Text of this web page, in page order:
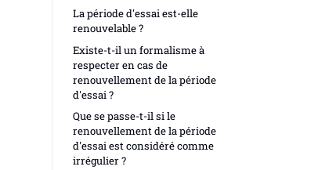
La période d'essai est-elle
renouvelable ?
Existe-t-il un formalisme à
respecter en cas de
renouvellement de la période
d'essai ?
Que se passe-t-il si le
renouvellement de la période
d'essai est considéré comme
irrégulier ?